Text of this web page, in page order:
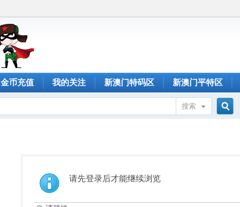
金币充值 我的关注 新澳门特码区 新澳门平特区
搜索
请先登录后才能继续浏览